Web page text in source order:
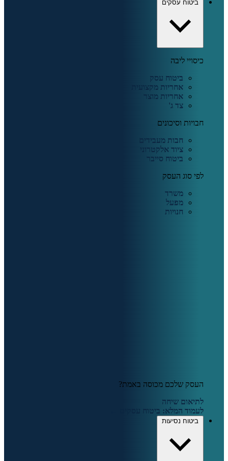
ביטוח עסקים
כיסויי ליבה
ביטוח עסק
אחריות מקצועית
אחריות מוצר
צד ג'
חבויות וסיכונים
חבות מעבידים
ציוד אלקטרוני
ביטוח סייבר
לפי סוג העסק
משרד
מפעל
חנויות
העסק שלכם מכוסה באמת?
לתיאום שיחה
לעמוד המלא: ביטוח עסקים ←
ביטוח נסיעות